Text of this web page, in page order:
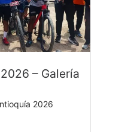
– Galería
2026